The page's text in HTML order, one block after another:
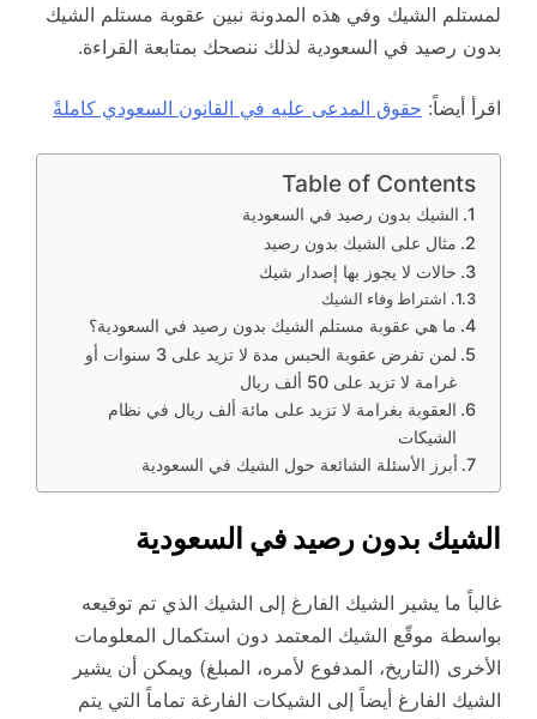
لمستلم الشيك وفي هذه المدونة نبين عقوبة مستلم الشيك
بدون رصيد في السعودية لذلك ننصحك بمتابعة القراءة.
اقرأ أيضاً: حقوق المدعى عليه في القانون السعودي كاملةً
Table of Contents
الشيك بدون رصيد في السعودية
مثال على الشيك بدون رصيد
حالات لا يجوز بها إصدار شيك
اشتراط وفاء الشيك
ما هي عقوبة مستلم الشيك بدون رصيد في السعودية؟
لمن تفرض عقوبة الحبس مدة لا تزيد على 3 سنوات أو
غرامة لا تزيد على 50 ألف ريال
العقوبة بغرامة لا تزيد على مائة ألف ريال في نظام
الشيكات
أبرز الأسئلة الشائعة حول الشيك في السعودية
الشيك بدون رصيد في السعودية
غالباً ما يشير الشيك الفارغ إلى الشيك الذي تم توقيعه
بواسطة موقّع الشيك المعتمد دون استكمال المعلومات
الأخرى (التاريخ، المدفوع لأمره، المبلغ) ويمكن أن يشير
الشيك الفارغ أيضاً إلى الشيكات الفارغة تماماً التي يتم